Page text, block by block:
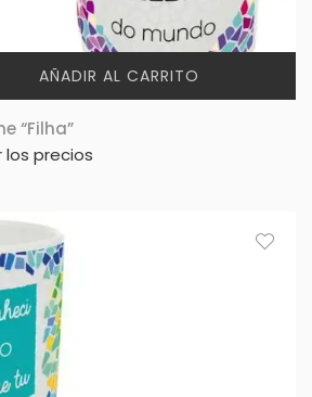
AÑADIR AL CARRITO
“Filha”
los precios